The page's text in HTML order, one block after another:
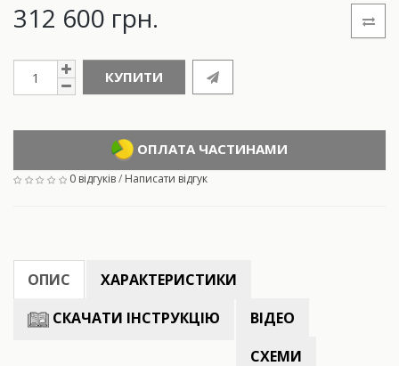
312 600 грн.
КУПИТИ
ОПЛАТА ЧАСТИНАМИ
0 відгуків/ Написати відгук
ОПИС
ХАРАКТЕРИСТИКИ
СКАЧАТИ ІНСТРУКЦІЮ
ВІДЕО
СХЕМИ